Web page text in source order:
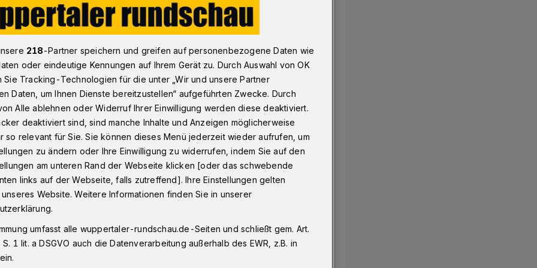
"Legende" vor dem Abschied
vor dem
Jahren verlässt Mandy Reinarz
Zweitligsten TV Beyeröhde zum
die mit ihrer Zwillingsschwester
Handball bei den Langerfelderinnenn
Aufwand künftig kürzer treten.
218-Partner speichern und greifen auf personenbezogene Daten wie
oder eindeutige Kennungen auf Ihrem Gerät zu. Durch Auswahl von OK
Sie Tracking-Technologien für die unter „Wir und unsere Partner
Daten, um Ihnen Dienste bereitzustellen“ aufgeführten Zwecke. Durch
Alle ablehnen oder Widerruf Ihrer Einwilligung werden diese deaktiviert.
deaktiviert sind, sind manche Inhalte und Anzeigen möglicherweise
so relevant für Sie. Sie können dieses Menü jederzeit wieder aufrufen, um
zu ändern oder Ihre Einwilligung zu widerrufen, indem Sie auf den
am unteren Rand der Webseite klicken [oder das schwebende
links auf der Webseite, falls zutreffend]. Ihre Einstellungen gelten
Website. Weitere Informationen finden Sie in unserer
umfasst alle wuppertaler-rundschau.de-Seiten und schließt gem. Art.
1 lit. a DSGVO auch die Datenverarbeitung außerhalb des EWR, z.B. in